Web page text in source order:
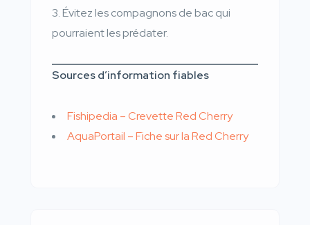
Évitez les compagnons de bac qui
pourraient les prédater.
Sources d’information fiables
Fishipedia – Crevette Red Cherry
AquaPortail – Fiche sur la Red Cherry